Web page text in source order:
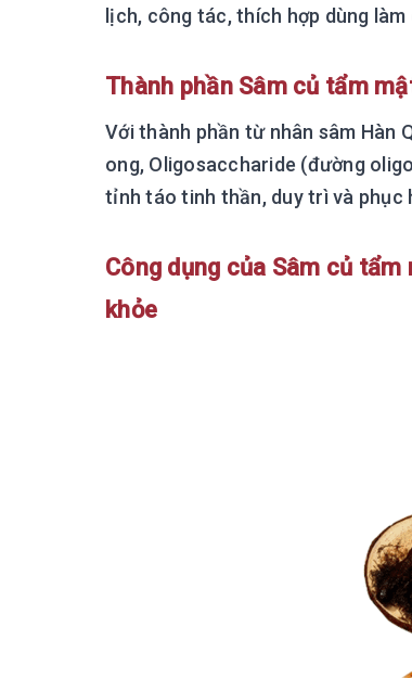
lịch, công tác, thích hợp dùng
Thành phần Sâm củ tẩm
Với thành phần từ nhân sâm Hàn
ong, Oligosaccharide (đường
tỉnh táo tinh thần, duy trì và phục
Công dụng của Sâm củ
khỏe